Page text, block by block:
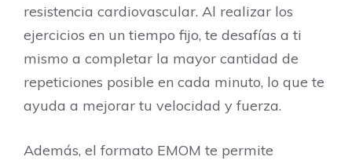
resistencia cardiovascular. Al realizar los
ejercicios en un tiempo fijo, te desafías a ti
mismo a completar la mayor cantidad de
repeticiones posible en cada minuto, lo que te
ayuda a mejorar tu velocidad y fuerza.
Además, el formato EMOM te permite